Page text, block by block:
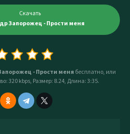
Скачать
Запорожец - Прости меня
- Прости меня бесплатно, или
320 kbps, Размер: 8.24, Длина: 3:35.